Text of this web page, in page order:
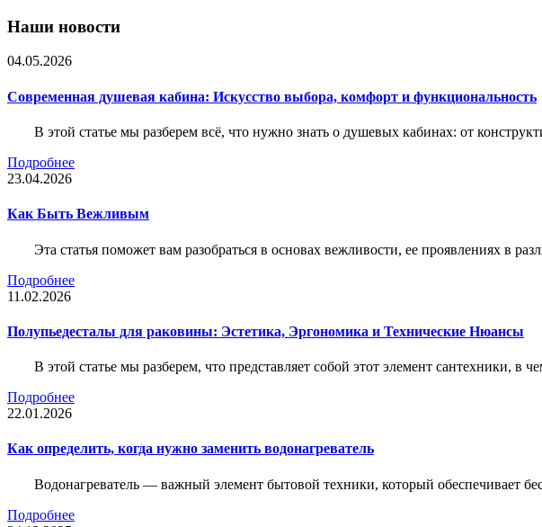
Наши новости
04.05.2026
Современная душевая кабина: Искусство выбора, комфорт и функциональность
В этой статье мы разберем всё, что нужно знать о душевых кабинах: от
Подробнее
23.04.2026
Как Быть Вежливым
Эта статья поможет вам разобраться в основах вежливости, ее проявлениях в
Подробнее
11.02.2026
Полупьедесталы для раковины: Эстетика, Эргономика и Технические Нюансы
В этой статье мы разберем, что представляет собой этот элемент сантехники,
Подробнее
22.01.2026
Как определить, когда нужно заменить водонагреватель
Водонагреватель — важный элемент бытовой техники, который обеспечивает
Подробнее